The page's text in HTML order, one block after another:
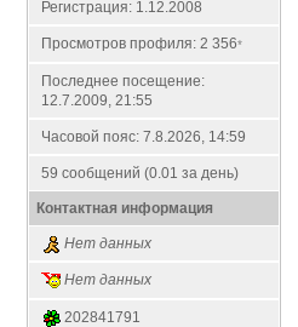
Регистрация: 1.12.2008
Просмотров профиля: 2 356*
Последнее посещение:
12.7.2009, 21:55
Часовой пояс: 7.8.2026, 14:59
59 сообщений (0.01 за день)
Контактная информация
Нет данных
Нет данных
202841791